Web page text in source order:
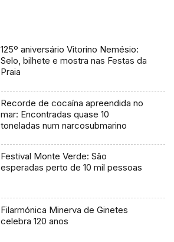
125º aniversário Vitorino Nemésio:
Selo, bilhete e mostra nas Festas da
Praia
Recorde de cocaína apreendida no
mar: Encontradas quase 10
toneladas num narcosubmarino
Festival Monte Verde: São
esperadas perto de 10 mil pessoas
Filarmónica Minerva de Ginetes
celebra 120 anos